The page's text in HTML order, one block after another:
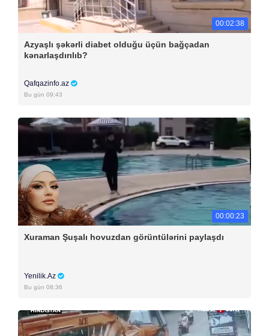
00:02:38
Azyaşlı şəkərli diabet olduğu üçün bağçadan
kənarlaşdırılıb?
Qafqazinfo.az
Bu gün 09:43
00:00:23
Xuraman Şuşalı hovuzdan görüntülərini paylaşdı
Yenilik.Az
Bu gün 08:36